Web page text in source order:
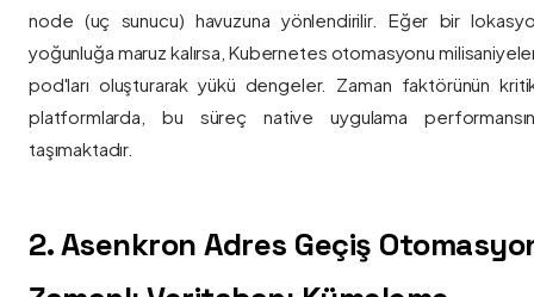
node (uç sunucu) havuzuna yönlendirilir. Eğer bir
yoğunluğa maruz kalırsa, Kubernetes otomasyonu
pod'ları oluşturarak yükü dengeler. Zaman faktörünün
platformlarda, bu süreç native uygulama
taşımaktadır.
2. Asenkron Adres Geçiş